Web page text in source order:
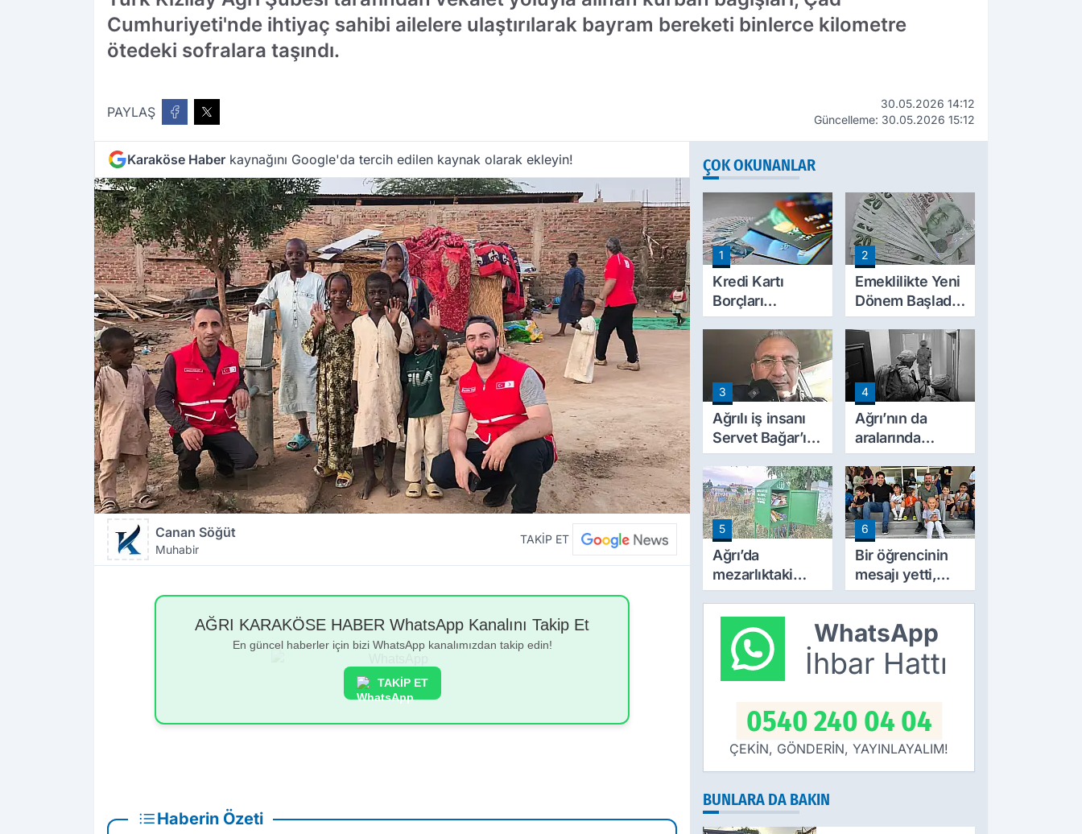
Cumhuriyeti'nde ihtiyaç sahibi ailelere ulaştırılarak bayram bereketi binlerce kilometre
ötedeki sofralara taşındı.
PAYLAŞ
30.05.2026 14:12
Güncelleme: 30.05.2026 15:12
Karaköse Haber kaynağını Google'da tercih edilen kaynak olarak ekleyin!
Canan Söğüt
Muhabir
TAKİP ET
AĞRI KARAKÖSE HABER WhatsApp Kanalını Takip Et
En güncel haberler için bizi WhatsApp kanalımızdan takip edin!
TAKİP ET
Haberin Özeti
ÇOK OKUNANLAR
1
Kredi Kartı
Borçları
Silinecek mi?
TBMM'ye
Sunulan
Tekliflerin
Ayrıntıları Belli
Oldu
2
Emeklilikte Yeni
Dönem Başladı!
SGK'dan E-
Devlet Hamlesi
3
Ağrılı iş insanı
Servet Bağar’ın
acı günü
4
Ağrı’nın da
aralarında
bulunduğu 30
ilde DEAŞ
operasyonu:
104 şüpheli
yakalandı
5
Ağrı’da
mezarlıktaki
Kur’an kutusu
vatandaşlardan
yoğun ilgi
görüyor
6
Bir öğrencinin
mesajı yetti,
İlhami Yıldız
aldı
WhatsApp
İhbar Hattı
0540 240 04 04
ÇEKİN, GÖNDERİN, YAYINLAYALIM!
BUNLARA DA BAKIN